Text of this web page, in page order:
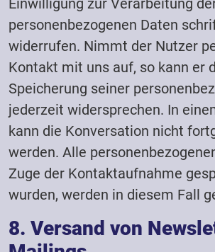
Einwilligung zur Verarbeitung
personenbezogenen Daten
widerrufen. Nimmt der Nutzer
Kontakt mit uns auf, so kann er
Speicherung seiner
jederzeit widersprechen. In
kann die Konversation nicht
werden. Alle
Zuge der Kontaktaufnahme
wurden, werden in diesem Fall
8. Versand von